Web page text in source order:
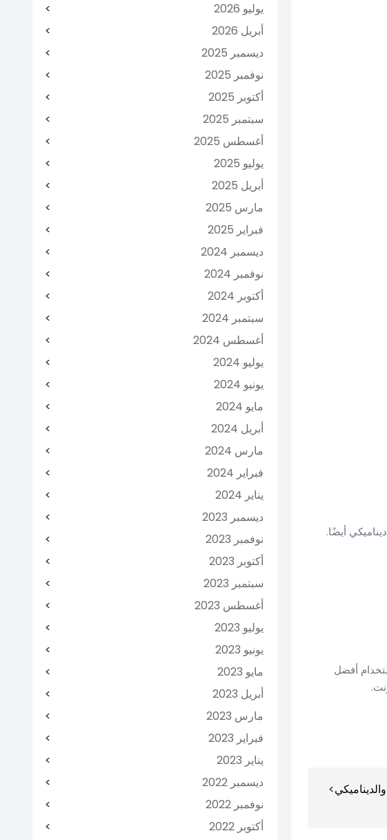
أيضًا.
أفضل
يوليو 2026
أبريل 2026
ديسمبر 2025
نوفمبر 2025
أكتوبر 2025
سبتمبر 2025
أغسطس 2025
يوليو 2025
أبريل 2025
مارس 2025
فبراير 2025
ديسمبر 2024
نوفمبر 2024
أكتوبر 2024
سبتمبر 2024
أغسطس 2024
يوليو 2024
يونيو 2024
مايو 2024
أبريل 2024
مارس 2024
فبراير 2024
يناير 2024
ديسمبر 2023
نوفمبر 2023
أكتوبر 2023
سبتمبر 2023
أغسطس 2023
يوليو 2023
يونيو 2023
مايو 2023
أبريل 2023
مارس 2023
فبراير 2023
يناير 2023
ديسمبر 2022
نوفمبر 2022
أكتوبر 2022